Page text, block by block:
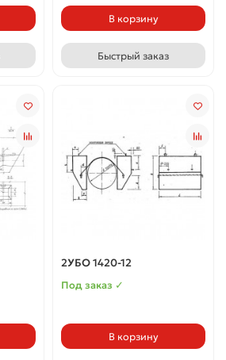
В корзину
Быстрый заказ
2УБО 1420-12
Под заказ ✓
В корзину